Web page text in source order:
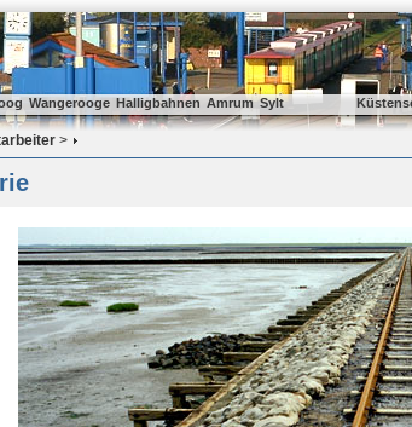
Wangerooge Halligbahnen Amrum Sylt
>